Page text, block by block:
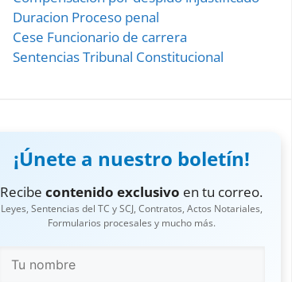
Duracion Proceso penal
Cese Funcionario de carrera
Sentencias Tribunal Constitucional
¡Únete a nuestro boletín!
Recibecontenido exclusivo en tu correo.
Leyes, Sentencias del TC y SCJ, Contratos, Actos Notariales,
Formularios procesales y mucho más.